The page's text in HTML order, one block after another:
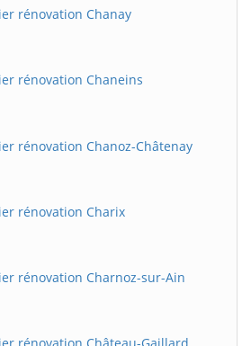
rénovation Chanay
rénovation Chaneins
rénovation Chanoz-Châtenay
rénovation Charix
rénovation Charnoz-sur-Ain